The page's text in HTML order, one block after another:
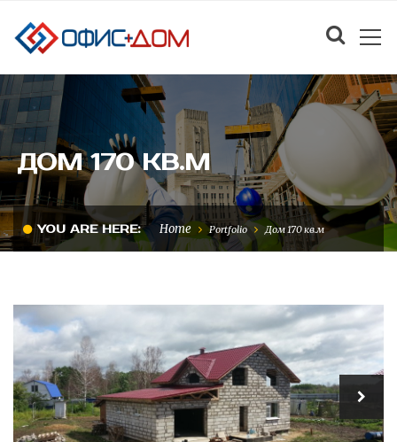
ДОМ 170 КВ.М
YOU ARE HERE: Home Portfolio Дом 170 кв.м